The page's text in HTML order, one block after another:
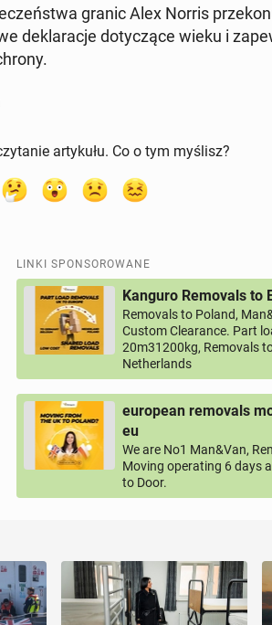
granic Alex Norris
de­kla­ra­cje do­ty­czą­ce wieku i
artykułu. Co o tym myślisz?
LINKI SPONSOROWANE
Kanguro Removals to
Removals to Poland,
Custom Clearance. Part
20m31200kg, Removals
Netherlands
european removals
eu
We are No1 Man&Van,
Moving operating 6 days
to Door.